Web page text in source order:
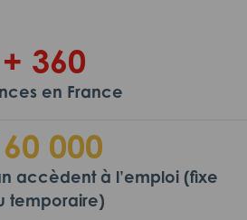
+ 360
en France
000
accèdent à l’emploi (fixe
temporaire)